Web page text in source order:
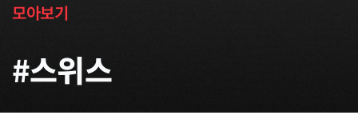
모아보기
#스위스